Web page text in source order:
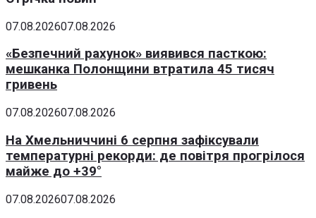
07.08.202607.08.2026
«Безпечний рахунок» виявився пасткою:
мешканка Полонщини втратила 45 тисяч
гривень
07.08.202607.08.2026
На Хмельниччині 6 серпня зафіксували
температурні рекорди: де повітря прогрілося
майже до +39°
07.08.202607.08.2026